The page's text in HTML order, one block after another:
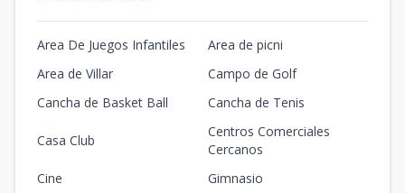
Area De Juegos Infantiles
Area de picni
Area de Villar
Campo de Golf
Cancha de Basket Ball
Cancha de Tenis
Casa Club
Centros Comerciales
Cercanos
Cine
Gimnasio